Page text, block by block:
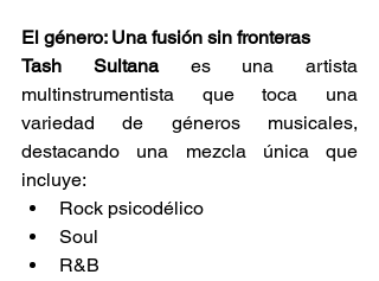
El género: Una fusión sin fronteras
Tash Sultana es una artista
multinstrumentista que toca una
variedad de géneros musicales,
destacando una mezcla única que
incluye:
Rock psicodélico
Soul
R&B